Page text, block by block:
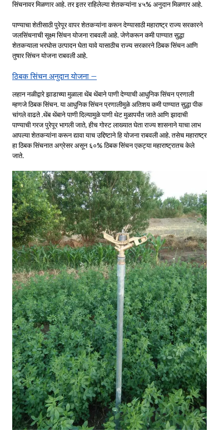
सिंचनावर मिळणार आहे. तर इतर राहिलेल्या शेतकऱ्यांना ४५% अनुदान मिळणार आहे.
पाण्याचा शेतीसाठी पुरेपूर वापर शेतकऱ्यांना करून देण्यासाठी महाराष्ट्र राज्य सरकारने
जलसिंचनाची सूक्ष्म सिंचन योजना राबवली आहे. जेणेकरून कमी पाण्यात सुद्धा
शेतकऱ्याला भरघोस उत्पादन घेता यावे यासाठीच राज्य सरकारने ठिबक सिंचन आणि
तुषार सिंचन योजना राबवली आहे.
ठिबक सिंचन अनुदान योजना –
लहान नळीद्वारे झाडाच्या मुळाला थेंब थेंबाने पाणी देण्याची आधुनिक सिंचन प्रणाली
म्हणजे ठिबक सिंचन. या आधुनिक सिंचन प्रणालीमुळे अतिशय कमी पाण्यात सुद्धा पीक
चांगले वाढते .थेंब थेंबाने पाणी दिल्यामुळे पाणी थेट मुळापर्यंत जाते आणि झादाची
पाण्याची गरज पुरेपूर भागली जाते, हीच गोस्ट लाख्यात घेता राज्य शासनाने याचा लाभ
आपल्या शेतकऱ्यांना करून द्यावा याच उद्दिष्टाने हि योजना राबवली आहे. तसेच महाराष्ट्र
हा ठिबक सिंचनात अग्रेसर असून ६०% ठिबक सिंचन एकट्या महाराष्ट्रातच केले
जाते.